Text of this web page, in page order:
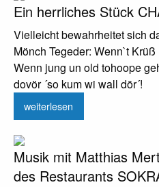
Ein herrliches Stück
Vielleicht bewahrheitet sich
Mönch Tegeder: Wenn`t
Wenn jung un old tohoope
dovör ´so kum wi wall dör´!
weiterlesen
Musik mit Matthias
des Restaurants